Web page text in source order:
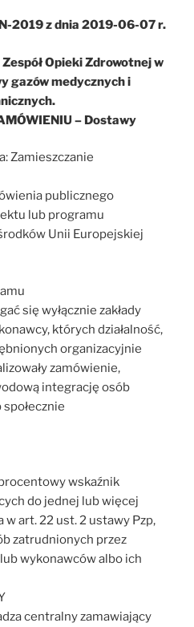
2019 z dnia 2019-06-07 r.
Opieki Zdrowotnej w
gazów medycznych i
– Dostawy
Zamieszczanie
publicznego
lub programu
Unii Europejskiej
się wyłącznie zakłady
których działalność,
organizacyjnie
zamówienie,
integrację osób
wskaźnik
do jednej lub więcej
art. 22 ust. 2 ustawy Pzp,
zatrudnionych przez
wykonawców albo ich
centralny zamawiający